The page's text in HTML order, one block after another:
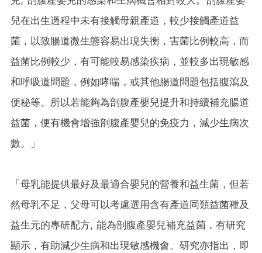
兒在出生過程中未有接觸母親產道，較少接觸產道益
菌，以致腸道微生態容易出現失衡，害菌比例較高，而
益菌比例較少，有可能較易感染疾病，並較多出現敏感
和呼吸道問題，例如哮喘，或其他腸道問題包括腹瀉及
便秘等。所以若能夠為剖腹產嬰兒提升和持續補充腸道
益菌，便有機會增強剖腹產嬰兒的免疫力，減少生病次
數。」
「母乳能提供最好及最適合嬰兒的營養和益生菌，但若
然母乳不足，父母可以考慮選用含有產道同類益菌種及
益生元的專研配方, 能為剖腹產嬰兒補充益菌，有研究
顯示，有助減少生病和出現敏感機會。研究亦指出，即